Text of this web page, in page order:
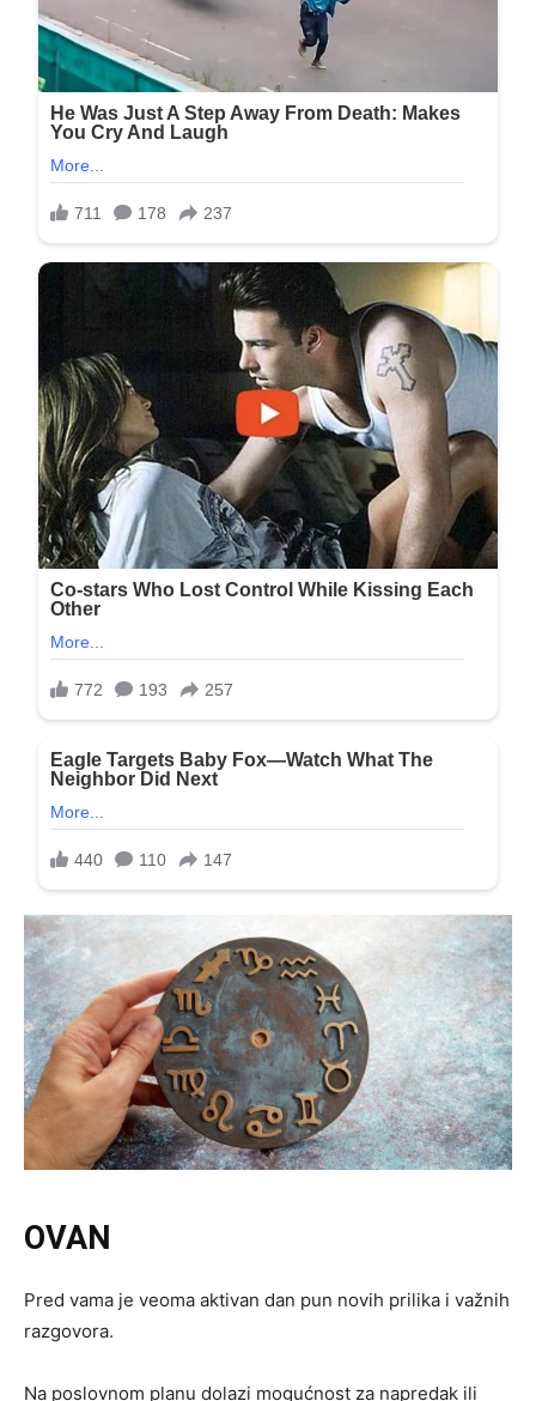
OVAN
Pred vama je veoma aktivan dan pun novih prilika i važnih
razgovora.
Na poslovnom planu dolazi mogućnost za napredak ili